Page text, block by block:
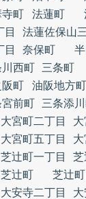
町 法蓮町
目
法蓮佐保山
目
奈保町
川西町 三条町
町 油阪地方町
宮前町 三条添
大宮町二丁目
大
大宮町五丁目
大
芝辻町一丁目
芝
芝辻町 芝辻
大安寺二丁目
大